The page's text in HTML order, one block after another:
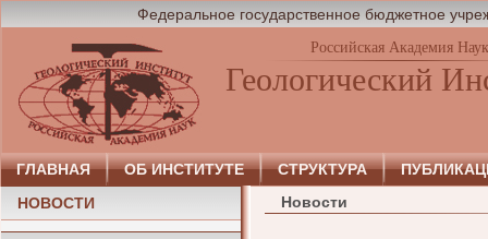
Федеральное государственное бюджетное
Российская Академия Наук
Геологический
ГЛАВНАЯ ОБ ИНСТИТУТЕ СТРУКТУРА
НОВОСТИ
Новости